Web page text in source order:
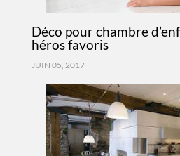
Déco pour chambre
héros favoris
JUIN 05, 2017